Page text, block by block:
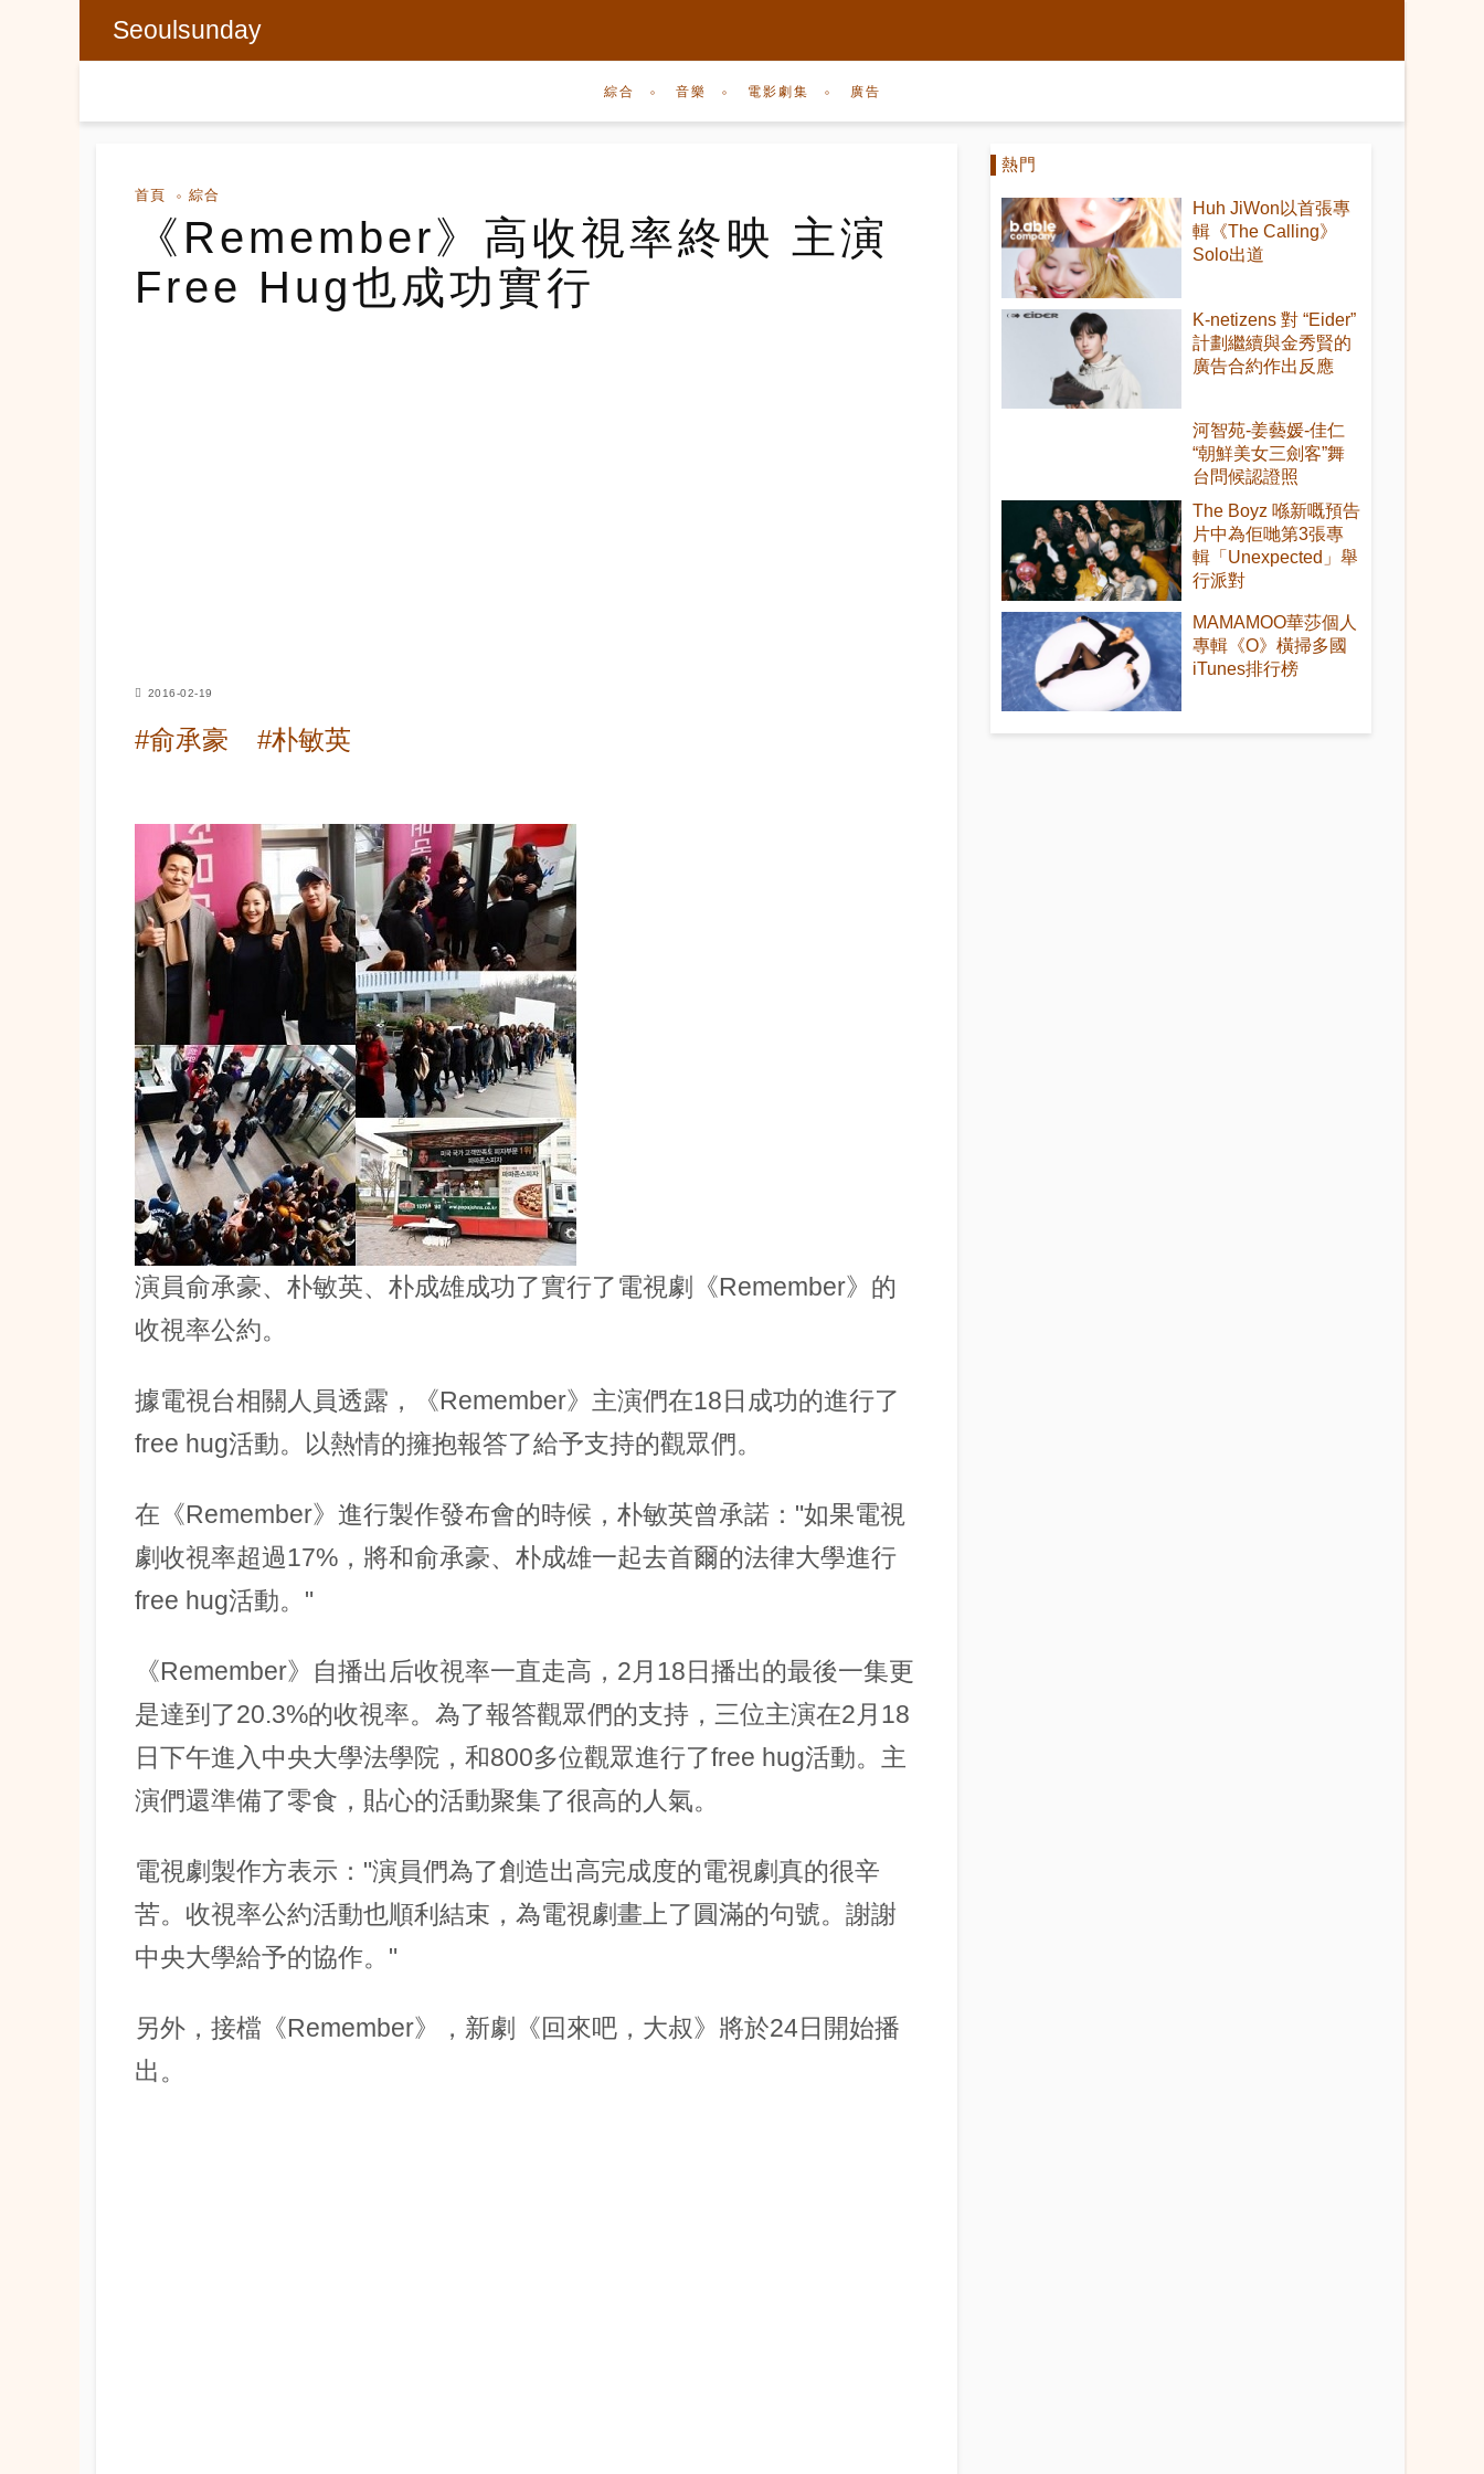
Seoulsunday
綜合 音樂 電影劇集 廣告
首頁 綜合
《Remember》高收視率終映 主演
Free Hug也成功實行
2016-02-19
#俞承豪 #朴敏英
演員俞承豪、朴敏英、朴成雄成功了實行了電視劇《Remember》的
收視率公約。
據電視台相關人員透露，《Remember》主演們在18日成功的進行了
free hug活動。以熱情的擁抱報答了給予支持的觀眾們。
在《Remember》進行製作發布會的時候，朴敏英曾承諾："如果電視
劇收視率超過17%，將和俞承豪、朴成雄一起去首爾的法律大學進行
free hug活動。"
《Remember》自播出后收視率一直走高，2月18日播出的最後一集更
是達到了20.3%的收視率。為了報答觀眾們的支持，三位主演在2月18
日下午進入中央大學法學院，和800多位觀眾進行了free hug活動。主
演們還準備了零食，貼心的活動聚集了很高的人氣。
電視劇製作方表示："演員們為了創造出高完成度的電視劇真的很辛
苦。收視率公約活動也順利結束，為電視劇畫上了圓滿的句號。謝謝
中央大學給予的協作。"
另外，接檔《Remember》，新劇《回來吧，大叔》將於24日開始播
出。
熱門
Huh JiWon以首張專
輯《The Calling》
Solo出道
K-netizens 對 “Eider”
計劃繼續與金秀賢的
廣告合約作出反應
河智苑-姜藝媛-佳仁
“朝鮮美女三劍客”舞
台問候認證照
The Boyz 喺新嘅預告
片中為佢哋第3張專
輯「Unexpected」舉
行派對
MAMAMOO華莎個人
專輯《O》橫掃多國
iTunes排行榜